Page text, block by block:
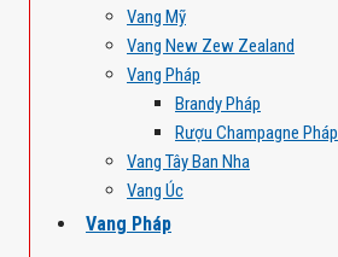
Vang Mỹ
Vang New Zew Zealand
Vang Pháp
Brandy Pháp
Rượu Champagne Pháp
Vang Tây Ban Nha
Vang Úc
Vang Pháp